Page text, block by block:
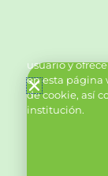
usuario y
en esta página
de cookie, así
institución.